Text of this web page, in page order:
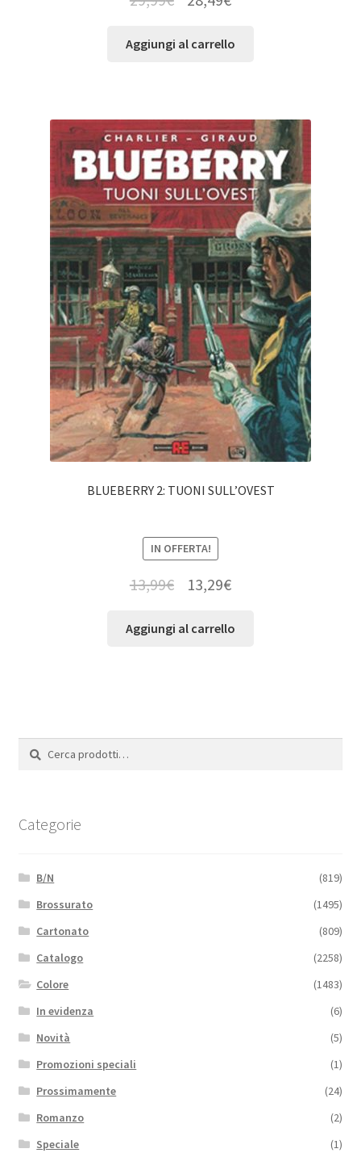
Aggiungi al carrello
BLUEBERRY 2: TUONI SULL’OVEST
IN OFFERTA!
13,99€ 13,29€
Aggiungi al carrello
Cerca:
Cerca
Categorie
B/N
(819)
Brossurato
(1495)
Cartonato
(809)
Catalogo
(2258)
Colore
(1483)
In evidenza
(6)
Novità
(5)
Promozioni speciali
(1)
Prossimamente
(24)
Romanzo
(2)
Speciale
(1)